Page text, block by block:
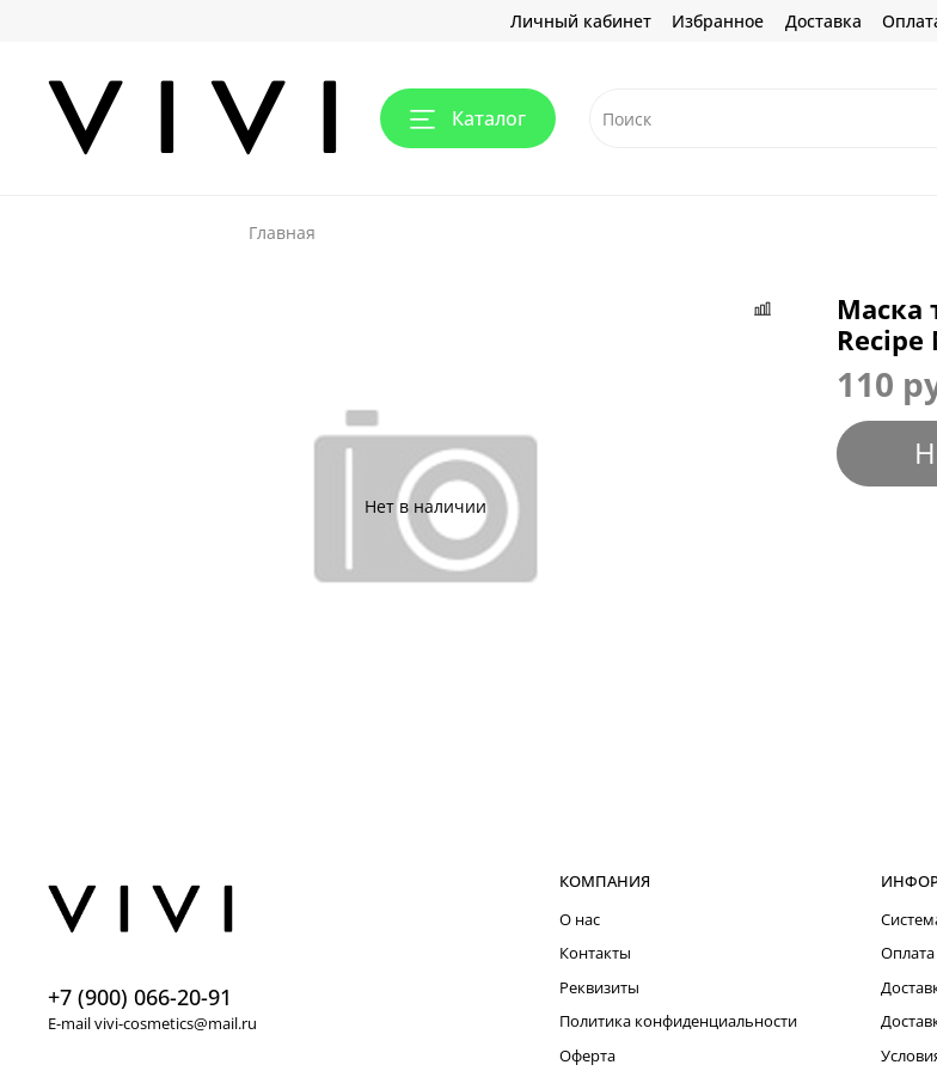
Личный кабинет Избранное Доставка
Каталог
Главная
Нет в наличии
Маска
Recipe
110
КОМПАНИЯ
О нас
Контакты
Реквизиты
Политика конфиденциальности
Оферта
Оплата
+7 (900) 066-20-91
E-mail vivi-cosmetics@mail.ru